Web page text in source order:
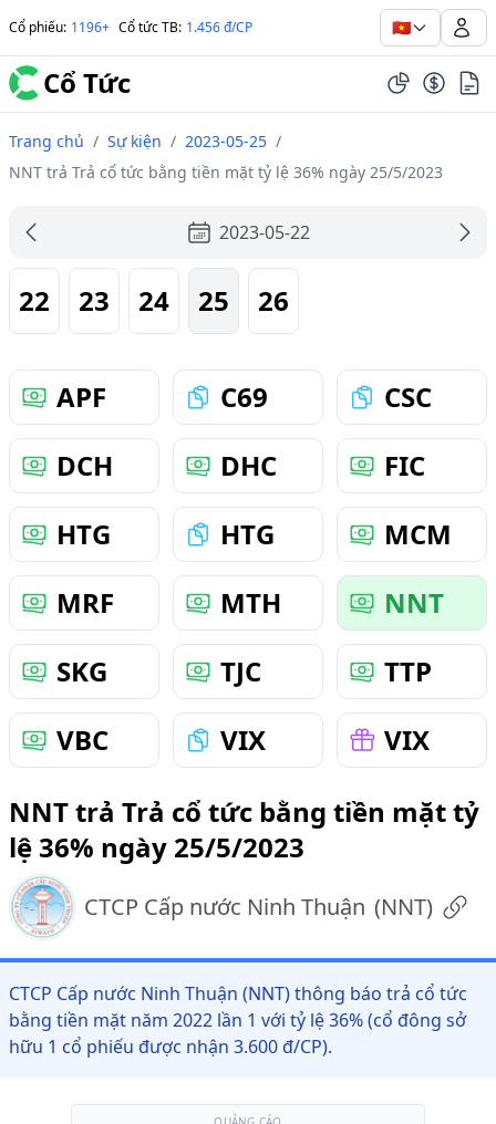
Cổ phiếu: 1196+ Cổ tức TB: 1.456 đ/CP 🇻🇳
Cổ Tức
Trang chủ / Sự kiện / 2023-05-25 /
NNT trả Trả cổ tức bằng tiền mặt tỷ lệ 36% ngày 25/5/2023
2023-05-22
22 23 24 25 26
APF C69
CSC
DCH
DHC
FIC
HTG
HTG
MCM
MRF
MTH
NNT
SKG
TJC
TTP
VBC
VIX
VIX
NNT trả Trả cổ tức bằng tiền mặt tỷ
lệ 36% ngày 25/5/2023
CTCP Cấp nước Ninh Thuận (NNT)
CTCP Cấp nước Ninh Thuận (NNT) thông báo trả cổ tức
bằng tiền mặt năm 2022 lần 1 với tỷ lệ 36% (cổ đông sở
hữu 1 cổ phiếu được nhận 3.600 đ/CP).